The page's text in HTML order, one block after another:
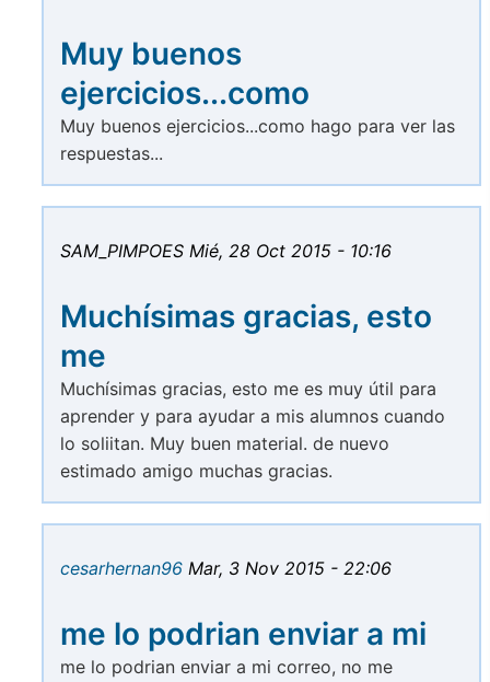
Muy buenos
ejercicios...como
Muy buenos ejercicios...como hago para ver las
respuestas...
SAM_PIMPOES Mié, 28 Oct 2015 - 10:16
Muchísimas gracias, esto
me
Muchísimas gracias, esto me es muy útil para
aprender y para ayudar a mis alumnos cuando
lo soliitan. Muy buen material. de nuevo
estimado amigo muchas gracias.
cesarhernan96 Mar, 3 Nov 2015 - 22:06
me lo podrian enviar a mi
me lo podrian enviar a mi correo, no me